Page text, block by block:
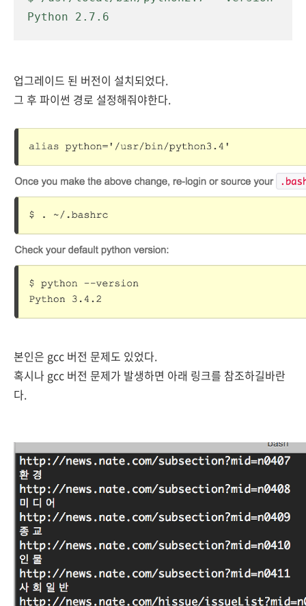
Python 2.7.6
업그레이드 된 버전이 설치되었다.
그 후 파이썬 경로 설정해줘야한다.
본인은 gcc 버전 문제도 있었다.
혹시나 gcc 버전 문제가 발생하면 아래 링크를 참조하길바란
다.